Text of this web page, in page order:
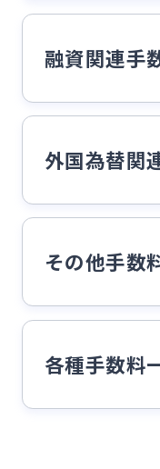
個人のお客さま
融資関連手
外国為替関
その他手数
各種手数料